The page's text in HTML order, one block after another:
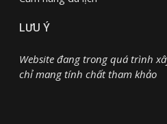
LƯU Ý
Website đang trong quá trình
chỉ mang tính chất tham khảo